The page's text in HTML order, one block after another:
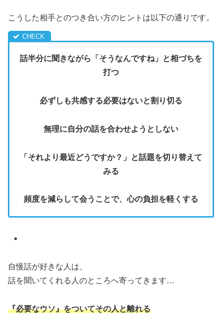
こうした相手とのつき合い方のヒントは以下の通りです。
話半分に聞きながら「そうなんですね」と相づちを
打つ
必ずしも共感する必要はないと割り切る
無理に自分の話を合わせようとしない
「それより最近どうですか？」と話題を切り替えて
みる
頻度を減らして会うことで、心の負担を軽くする
自慢話が好きな人は、
話を聞いてくれる人のところへ寄ってきます…
『必要なウソ』をついてその人と離れる